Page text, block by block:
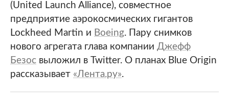
(United Launch Alliance), совместное
предприятие аэрокосмических гигантов
Lockheed Martin и Boeing. Пару снимков
нового агрегата глава компании Джефф
Безос выложил в Twitter. О планах Blue Origin
рассказывает «Лента.ру».